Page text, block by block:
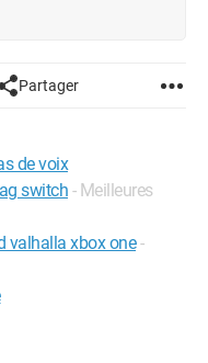
Partager
de voix
switch - Meilleures
valhalla xbox one -